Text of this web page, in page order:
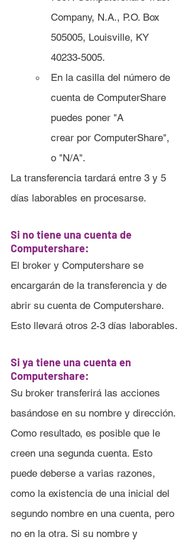
Company, N.A., P.O. Box
505005, Louisville, KY
40233-5005.
En la casilla del número de
cuenta de ComputerShare
puedes poner "A
crear por ComputerShare",
o "N/A".
La transferencia tardará entre 3 y 5
días laborables en procesarse.
Si no tiene una cuenta de
Computershare:
El broker y Computershare se
encargarán de la transferencia y de
abrir su cuenta de Computershare.
Esto llevará otros 2-3 días laborables.
Si ya tiene una cuenta en
Computershare:
Su broker transferirá las acciones
basándose en su nombre y dirección.
Como resultado, es posible que le
creen una segunda cuenta. Esto
puede deberse a varias razones,
como la existencia de una inicial del
segundo nombre en una cuenta, pero
no en la otra. Si su nombre y